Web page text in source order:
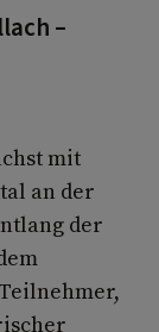
–
mit
an der
der